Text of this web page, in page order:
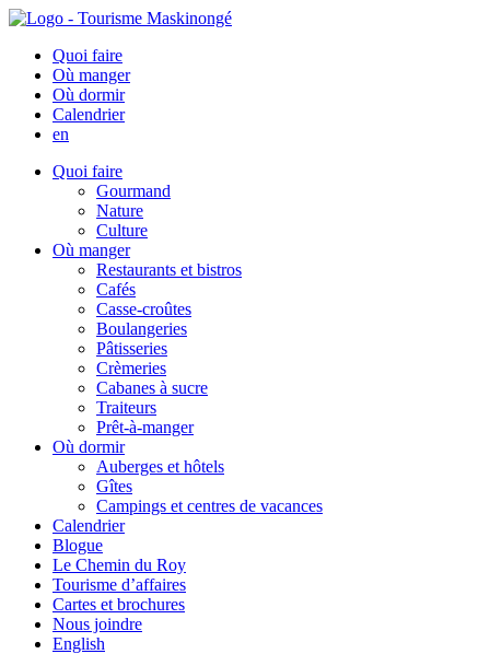
Quoi faire
Où manger
Où dormir
Calendrier
en
Quoi faire
Gourmand
Nature
Culture
Où manger
Restaurants et bistros
Cafés
Casse-croûtes
Boulangeries
Pâtisseries
Crèmeries
Cabanes à sucre
Traiteurs
Prêt-à-manger
Où dormir
Auberges et hôtels
Gîtes
Campings et centres de vacances
Calendrier
Blogue
Le Chemin du Roy
Tourisme d’affaires
Cartes et brochures
Nous joindre
English